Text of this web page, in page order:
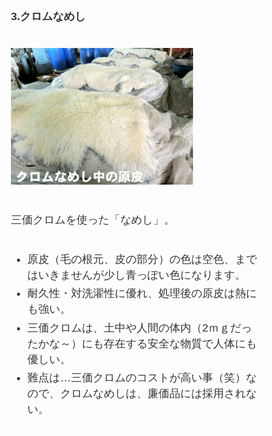
3.クロムなめし
三価クロムを使った「なめし」。
原皮（毛の根元、皮の部分）の色は空色、まで
はいきませんが少し青っぽい色になります。
耐久性・対洗濯性に優れ、処理後の原皮は熱に
も強い。
三価クロムは、土中や人間の体内（2ｍｇだっ
たかな～）にも存在する安全な物質で人体にも
優しい。
難点は…三価クロムのコストが高い事（笑）な
ので、クロムなめしは、廉価品には採用されな
い。